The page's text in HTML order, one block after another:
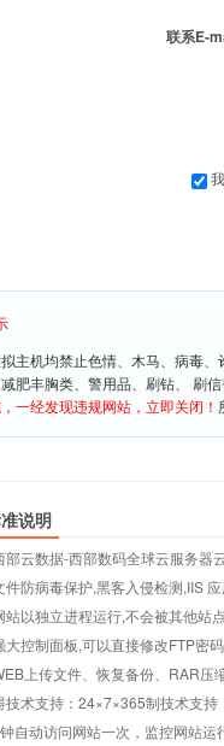
联系E-
主机均禁止色情、木马、病毒
肥丰胸类、警用品、刷钻、 刷
一经发现违规网站，立即关闭！
说明
部云数据-西部数码全球云服务器
件防病毒保护,黑客入侵检测,IIS
站以独立进程运行,不会被其他站
大控制面板,可以直接修改FTP密
上传文件、恢复备份、RAR
技术支持：24×7×365制技术支持
自动访问网站一次，监控网站运